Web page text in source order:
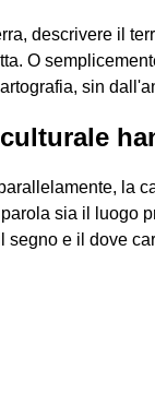
descrivere il
O
sin
la
sia il luogo
segno e il dove